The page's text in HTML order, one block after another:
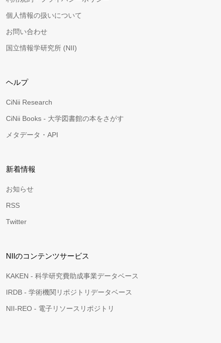
個人情報の扱いについて
お問い合わせ
国立情報学研究所 (NII)
ヘルプ
CiNii Research
CiNii Books - 大学図書館の本をさがす
メタデータ・API
新着情報
お知らせ
RSS
Twitter
NIIのコンテンツサービス
KAKEN - 科学研究費助成事業データベース
IRDB - 学術機関リポジトリデータベース
NII-REO - 電子リソースリポジトリ